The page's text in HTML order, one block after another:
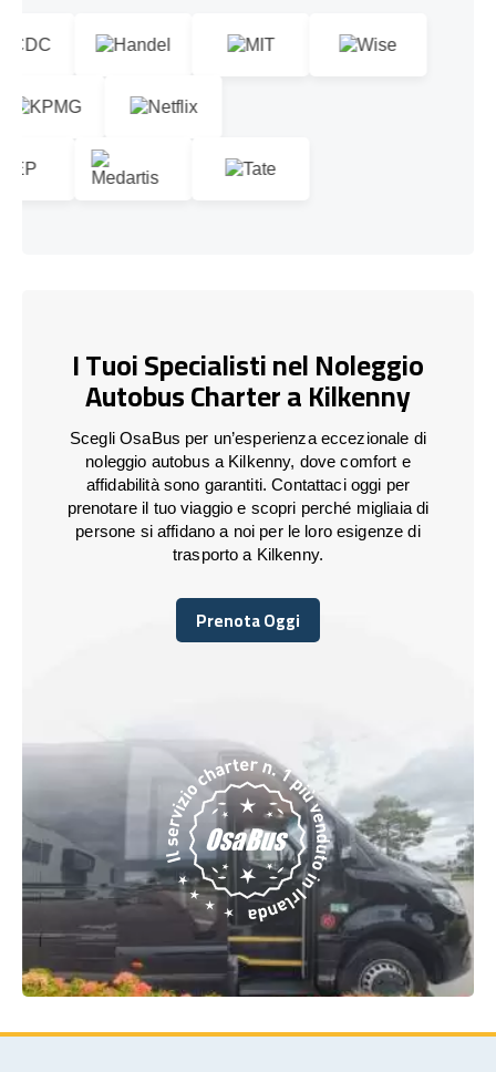
I Tuoi Specialisti nel Noleggio
Autobus Charter a Kilkenny
Scegli OsaBus per un’esperienza eccezionale di
noleggio autobus a Kilkenny, dove comfort e
affidabilità sono garantiti. Contattaci oggi per
prenotare il tuo viaggio e scopri perché migliaia di
persone si affidano a noi per le loro esigenze di
trasporto a Kilkenny.
Prenota Oggi
Prenota Oggi